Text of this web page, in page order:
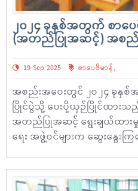
၂၀၂၄ ခုနှစ်အတွက် စာပ
(အတည်ပြုအဆင့်) အစည်း
19-Sep-2025 စာပေဗိမာန်,
အစည်းအဝေးတွင် ၂ဝ၂၄ ခုနှ
ပြိုင်ပွဲသို့ ပေးပို့ယှဉ်ပြိုင်ထားသ
အတည်ပြုအဆင့် ရွေးချယ်ထား
ရေး အဖွဲ့ဝင်များက ဆွေးနွေးက